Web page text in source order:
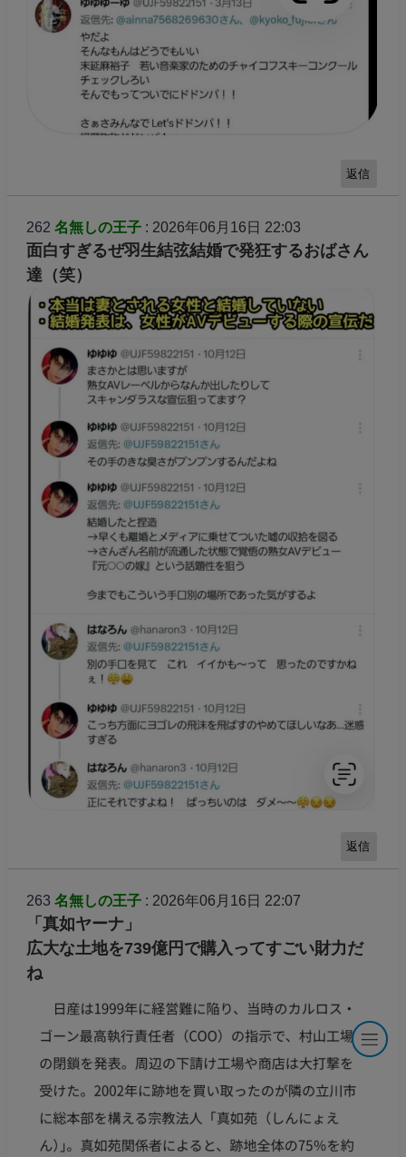
返信
262 名無しの王子: 2026年06月16日 22:03
面白すぎるぜ羽生結弦結婚で発狂するおばさん
達（笑）
返信
263 名無しの王子: 2026年06月16日 22:07
「真如ヤーナ」
広大な土地を739億円で購入ってすごい財力だ
ね